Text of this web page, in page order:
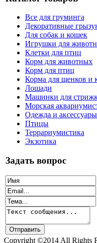
Все для груминга
Декоративные
Для собак и кошек
Игрушки для
Клетки для птиц
Корм для животных
Корм для птиц
Корма для щенков и
Лошади
Машинки для
Морская
Одежда и аксессуары
Птицы
Террариумистика
Экзотика
Задать вопрос
Copyright ©2014 All Rights